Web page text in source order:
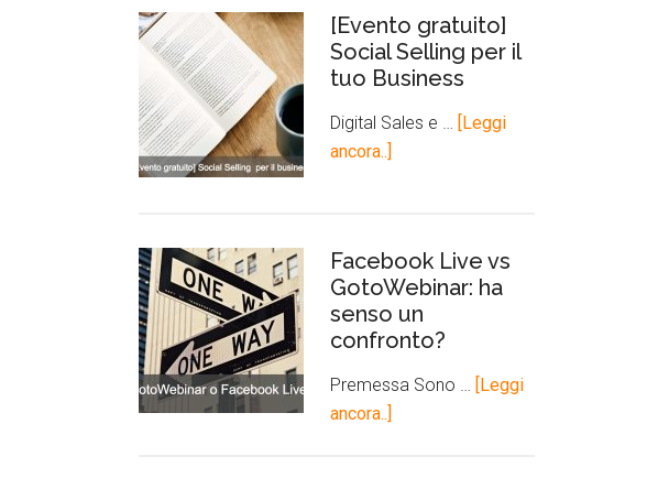
[Evento gratuito]
Social Selling per il
tuo Business
Digital Sales e …
[Leggi
ancora..]
Facebook Live vs
GotoWebinar: ha
senso un
confronto?
Premessa Sono …
[Leggi
ancora..]